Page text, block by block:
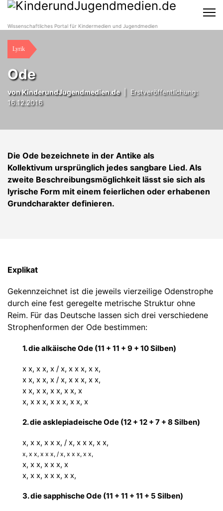
Wissenschaftliches Portal für Kindermedien und Jugendmedien
Lyrik
Ode
von KinderundJugendmedien.de| Erstveröffentlichung:
16.12.2016
Die Ode bezeichnete in der Antike als
Kollektivum ursprünglich jedes sangbare Lied. Als
zweite Beschreibungsmöglichkeit lässt sie sich als
lyrische Form mit einem feierlichen oder erhabenen
Grundcharakter definieren.
Explikat
Gekennzeichnet ist die jeweils vierzeilige Odenstrophe
durch eine fest geregelte metrische Struktur ohne
Reim. Für das Deutsche lassen sich drei verschiedene
Strophenformen der Ode bestimmen:
1. die alkäische Ode (11 + 11 + 9 + 10 Silben)
x x, x x, x / x, x x x, x x,
x x, x x, x / x, x x x, x x,
x x, x x, x x, x x, x
x, x x x, x x x, x x, x
2. die asklepiadeische Ode (12 + 12 + 7 + 8 Silben)
x, x x, x x x, / x, x x x, x x,
x, x x, x x x, / x, x x x, x x,
x, x x, x x x, x
x, x x, x x x, x x,
3. die sapphische Ode (11 + 11 + 11 + 5 Silben)